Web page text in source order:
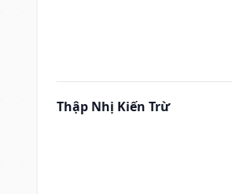
Thập Nhị Kiến Trừ